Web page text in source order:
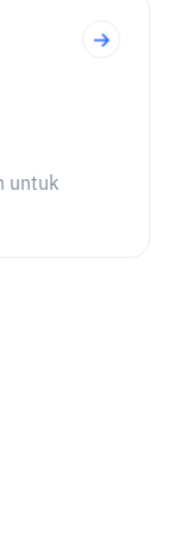
untuk